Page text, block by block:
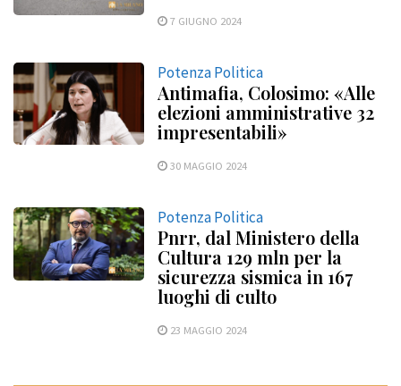
7 GIUGNO 2024
Potenza Politica
Antimafia, Colosimo: «Alle
elezioni amministrative 32
impresentabili»
30 MAGGIO 2024
Potenza Politica
Pnrr, dal Ministero della
Cultura 129 mln per la
sicurezza sismica in 167
luoghi di culto
23 MAGGIO 2024